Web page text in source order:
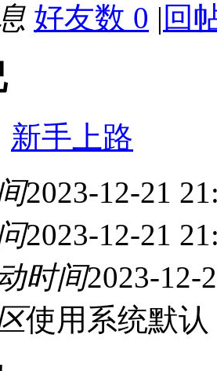
好友数 0 | 回
新手上路
2023-12-21
2023-12-21
时间2023-12-
使用系统默认